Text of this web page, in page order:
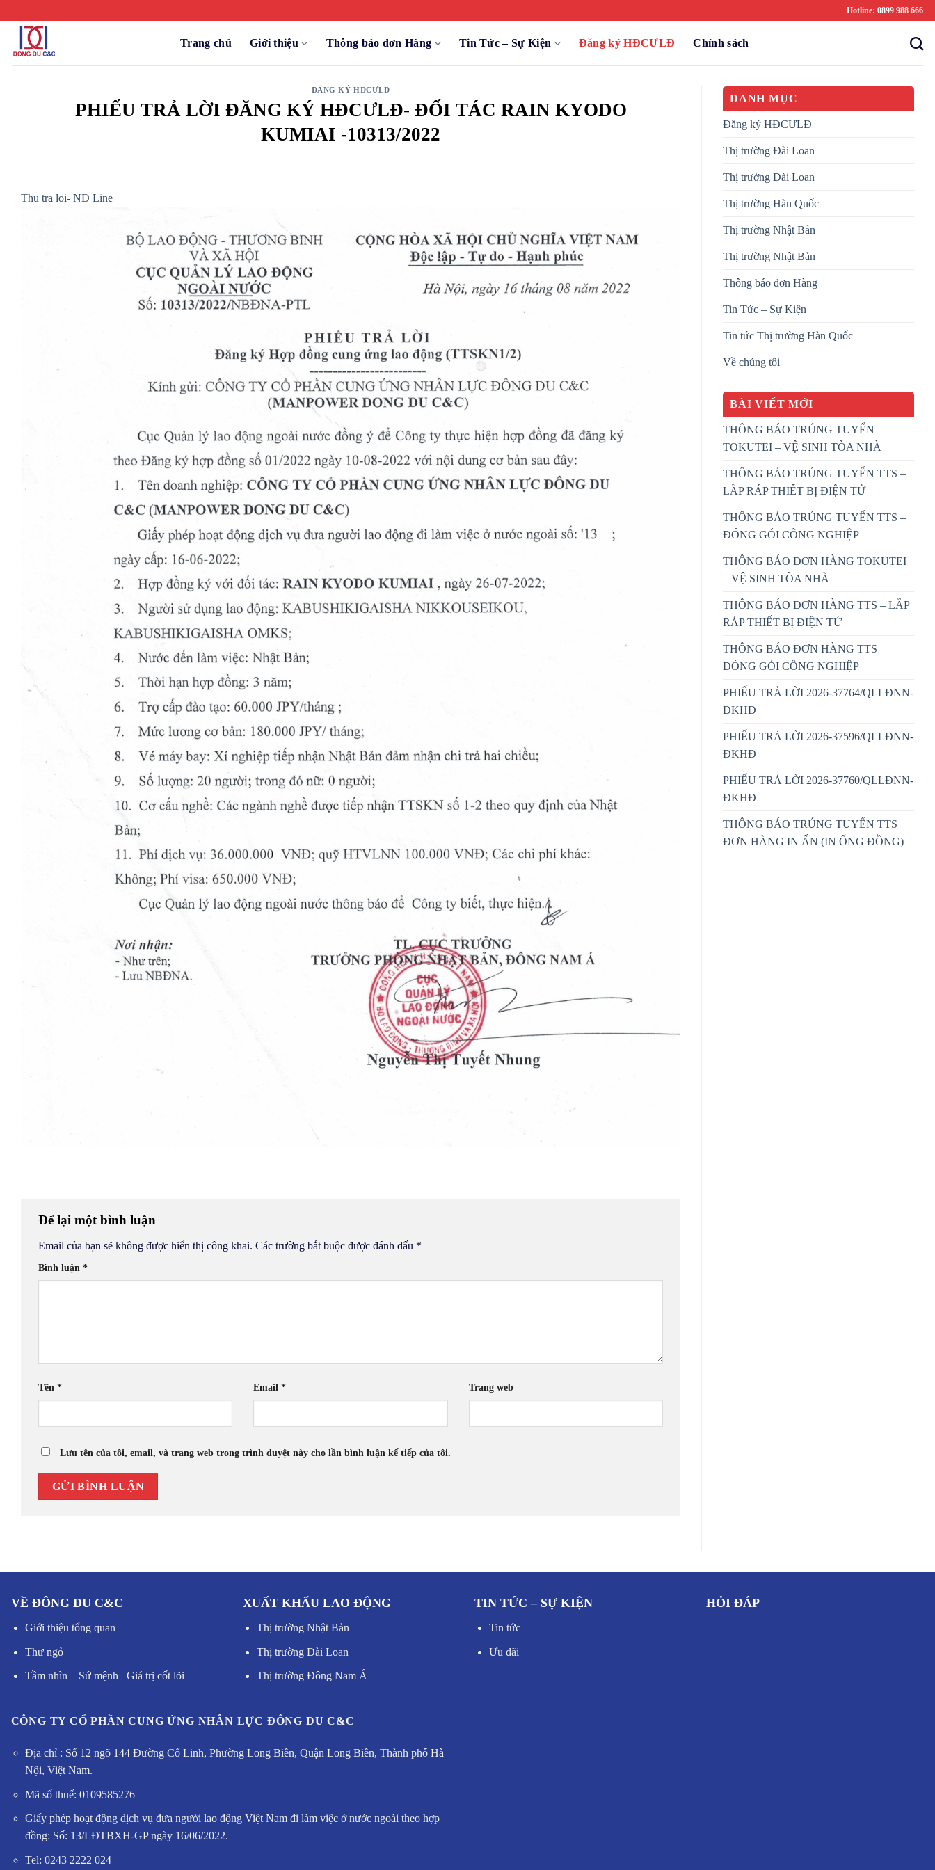
dung
Hotline: 0899 988 666
Trang chủ Giới thiệu Thông báo đơn Hàng Tin Tức – Sự Kiện Đăng ký HĐCƯLĐ Chính sách
ĐĂNG KÝ HĐCƯLĐ
PHIẾU TRẢ LỜI ĐĂNG KÝ HĐCƯLĐ- ĐỐI TÁC RAIN KYODO
KUMIAI -10313/2022
Thu tra loi- NĐ Line
Để lại một bình luận
Email của bạn sẽ không được hiển thị công khai. Các trường bắt buộc được đánh dấu *
Bình luận *
Tên * Email* Trang web
Lưu tên của tôi, email, và trang web trong trình duyệt này cho lần bình luận kế tiếp của tôi.
DANH MỤC
Đăng ký HĐCƯLĐ
Thị trường Đài Loan
Thị trường Đài Loan
Thị trường Hàn Quốc
Thị trường Nhật Bản
Thị trường Nhật Bản
Thông báo đơn Hàng
Tin Tức – Sự Kiện
Tin tức Thị trường Hàn Quốc
Về chúng tôi
BÀI VIẾT MỚI
THÔNG BÁO TRÚNG TUYỂN
TOKUTEI – VỆ SINH TÒA NHÀ
THÔNG BÁO TRÚNG TUYỂN TTS –
LẮP RÁP THIẾT BỊ ĐIỆN TỬ
THÔNG BÁO TRÚNG TUYỂN TTS –
ĐÓNG GÓI CÔNG NGHIỆP
THÔNG BÁO ĐƠN HÀNG TOKUTEI
– VỆ SINH TÒA NHÀ
THÔNG BÁO ĐƠN HÀNG TTS – LẮP
RÁP THIẾT BỊ ĐIỆN TỬ
THÔNG BÁO ĐƠN HÀNG TTS –
ĐÓNG GÓI CÔNG NGHIỆP
PHIẾU TRẢ LỜI 2026-37764/QLLĐNN-
ĐKHĐ
PHIẾU TRẢ LỜI 2026-37596/QLLĐNN-
ĐKHĐ
PHIẾU TRẢ LỜI 2026-37760/QLLĐNN-
ĐKHĐ
THÔNG BÁO TRÚNG TUYỂN TTS
ĐƠN HÀNG IN ẤN (IN ỐNG ĐỒNG)
VỀ ĐÔNG DU C&C
Giới thiệu tổng quan
Thư ngỏ
Tầm nhìn – Sứ mệnh– Giá trị cốt lõi
XUẤT KHẨU LAO ĐỘNG
Thị trường Nhật Bản
Thị trường Đài Loan
Thị trường Đông Nam Á
TIN TỨC – SỰ KIỆN
Tin tức
Ưu đãi
HỎI ĐÁP
CÔNG TY CỔ PHẦN CUNG ỨNG NHÂN LỰC ĐÔNG DU C&C
Địa chỉ : Số 12 ngõ 144 Đường Cổ Linh, Phường Long Biên, Quận Long Biên, Thành phố Hà
Nội, Việt Nam.
Mã số thuế: 0109585276
Giấy phép hoạt động dịch vụ đưa người lao động Việt Nam đi làm việc ở nước ngoài theo hợp
đồng: Số: 13/LĐTBXH-GP ngày 16/06/2022.
Tel: 0243 2222 024